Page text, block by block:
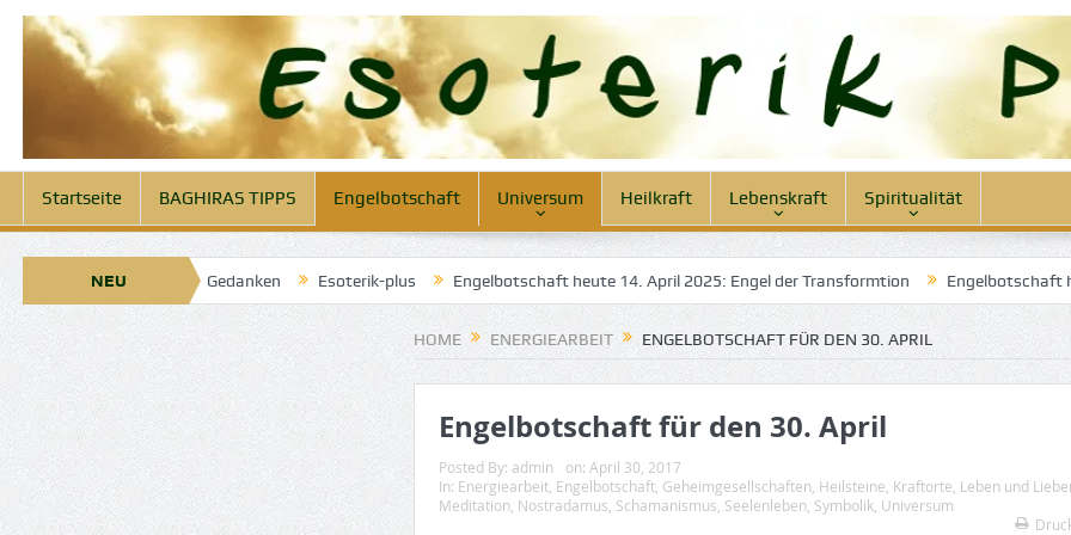
Startseite BAGHIRAS TIPPS Engelbotschaft Universum Heilkraft Lebenskraft Spiritualität
NEU
der klaren Gedanken Esoterik-plus Engelbotschaft heute 14. April 2025: Engel der Transformtion Engelbotschaft heute 12.
HOME ENERGIEARBEIT ENGELBOTSCHAFT FÜR DEN 30. APRIL
Engelbotschaft für den 30. April
Posted By: admin on: April 30, 2017
In: Energiearbeit Engelbotschaft Geheimgesellschaften Heilsteine Kraftorte Leben und
Meditation Nostradamus Schamanismus Seelenleben Symbolik Universum